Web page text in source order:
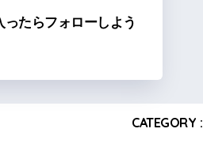
たらフォローしよう
CATEGORY :